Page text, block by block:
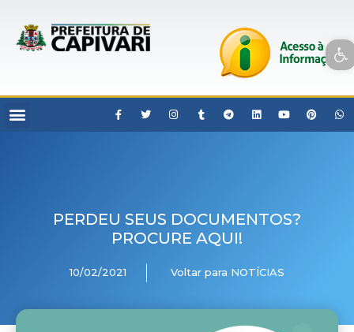
Open toolbar
PERDEU SEUS DOCUMENTOS?
PROCURE AQUI!
10/02/2021 Voltar para NOTÍCIAS